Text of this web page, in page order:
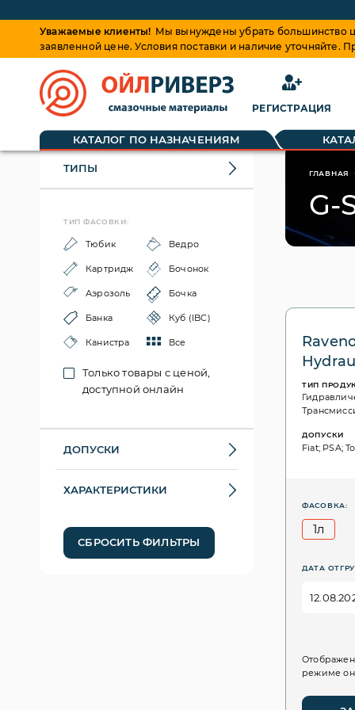
Уважаемые клиенты! Мы вынуждены убрать большинство
заявленной цене. Условия поставки и наличие
РЕГИСТРАЦИЯ
КАТАЛОГ ПО НАЗНАЧЕНИЯМ
ТИПЫ
ТИП ФАСОВКИ:
Тюбик Ведро
Картридж Бочонок
Аэрозоль Бочка
Банка Куб (IBC)
Канистра Все
Только товары с ценой,
доступной онлайн
ДОПУСКИ
ХАРАКТЕРИСТИКИ
СБРОСИТЬ ФИЛЬТРЫ
ГЛАВНАЯ
G-
ТИП
ДОПУСКИ
Fiat; PSA;
ФАСОВКА:
1л
ДАТА
режиме